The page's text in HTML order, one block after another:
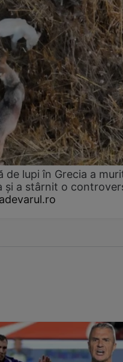
de lupi în Grecia a
și a stârnit o
adevarul.ro